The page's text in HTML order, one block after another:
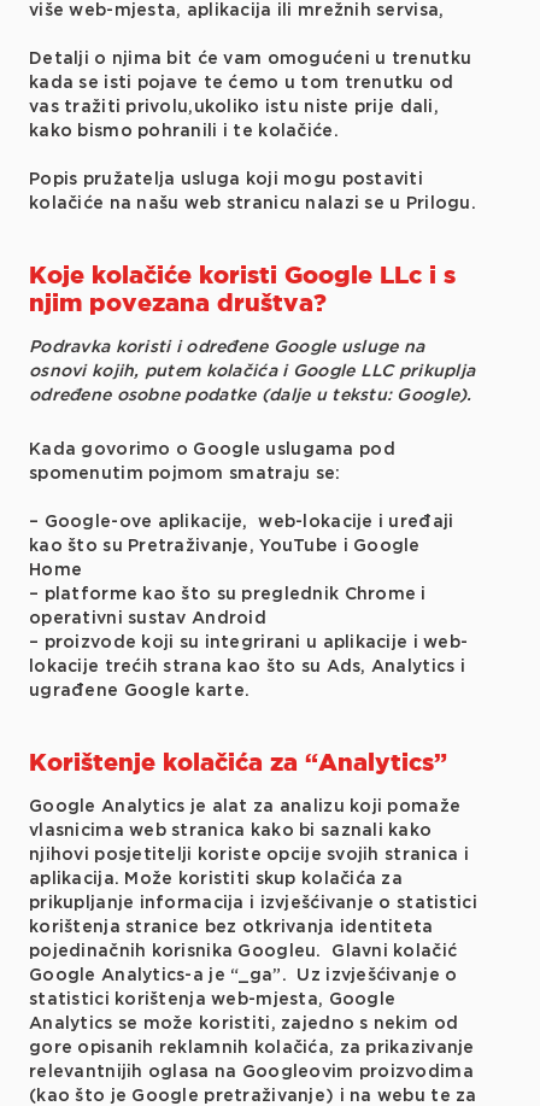
više web-mjesta, aplikacija ili mrežnih servisa,
Detalji o njima bit će vam omogućeni u trenutku
kada se isti pojave te ćemo u tom trenutku od
vas tražiti privolu,ukoliko istu niste prije dali,
kako bismo pohranili i te kolačiće.
Popis pružatelja usluga koji mogu postaviti
kolačiće na našu web stranicu nalazi se u Prilogu.
Koje kolačiće koristi Google LLc i s
njim povezana društva?
Podravka koristi i određene Google usluge na
osnovi kojih, putem kolačića i Google LLC prikuplja
određene osobne podatke (dalje u tekstu: Google).
Kada govorimo o Google uslugama pod
spomenutim pojmom smatraju se:
– Google-ove aplikacije, web-lokacije i uređaji
kao što su Pretraživanje, YouTube i Google
Home
– platforme kao što su preglednik Chrome i
operativni sustav Android
– proizvode koji su integrirani u aplikacije i web-
lokacije trećih strana kao što su Ads, Analytics i
ugrađene Google karte.
Korištenje kolačića za “Analytics”
Google Analytics je alat za analizu koji pomaže
vlasnicima web stranica kako bi saznali kako
njihovi posjetitelji koriste opcije svojih stranica i
aplikacija. Može koristiti skup kolačića za
prikupljanje informacija i izvješćivanje o statistici
korištenja stranice bez otkrivanja identiteta
pojedinačnih korisnika Googleu. Glavni kolačić
Google Analytics-a je “_ga”. Uz izvješćivanje o
statistici korištenja web-mjesta, Google
Analytics se može koristiti, zajedno s nekim od
gore opisanih reklamnih kolačića, za prikazivanje
relevantnijih oglasa na Googleovim proizvodima
(kao što je Google pretraživanje) i na webu te za